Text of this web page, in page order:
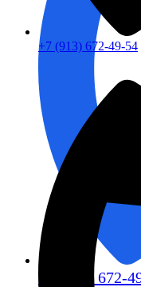
+7 (913) 672-
+7 (913) 672-49-54